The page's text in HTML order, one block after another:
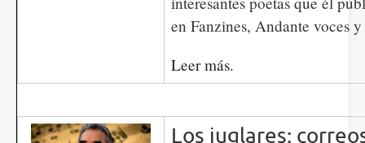
en Fanzines, Andante voces
Leer más.
Los juglares: